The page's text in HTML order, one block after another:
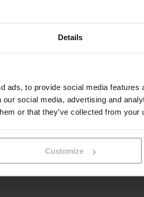
Details
ads, to provide social media
social media, advertising and
or that they’ve collected from
Customize
少仓库运营成本等效果。因此对于医
完成正常的搬运工作外，它还可以
是清晰可见的。
善搬运阶段存在的问题，永恒力全
，可以清晰观察到叉车作业中的每